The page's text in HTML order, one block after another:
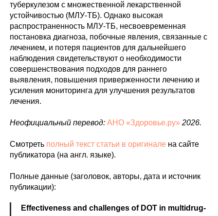
туберкулезом с множественной лекарственной
устойчивостью (МЛУ-ТБ). Однако высокая
распространенность МЛУ-ТБ, несвоевременная
постановка диагноза, побочные явления, связанные с
лечением, и потеря пациентов для дальнейшего
наблюдения свидетельствуют о необходимости
совершенствования подходов для раннего
выявления, повышения приверженности лечению и
усиления мониторинга для улучшения результатов
лечения.
Неофициальный перевод: АНО «Здоровье.ру» 2026.
Смотреть полный текст статьи в оригинале на сайте
публикатора (на англ. языке).
Полные данные (заголовок, авторы, дата и источник
публикации):
Effectiveness and challenges of DOT in multidrug-